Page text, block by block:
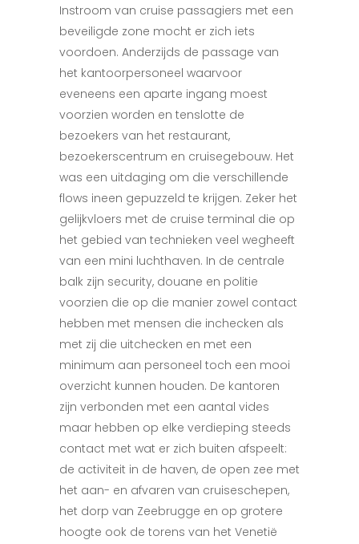
Instroom van cruise passagiers met een
beveiligde zone mocht er zich iets
voordoen. Anderzijds de passage van
het kantoorpersoneel waarvoor
eveneens een aparte ingang moest
voorzien worden en tenslotte de
bezoekers van het restaurant,
bezoekerscentrum en cruisegebouw. Het
was een uitdaging om die verschillende
flows ineen gepuzzeld te krijgen. Zeker het
gelijkvloers met de cruise terminal die op
het gebied van technieken veel wegheeft
van een mini luchthaven. In de centrale
balk zijn security, douane en politie
voorzien die op die manier zowel contact
hebben met mensen die inchecken als
met zij die uitchecken en met een
minimum aan personeel toch een mooi
overzicht kunnen houden. De kantoren
zijn verbonden met een aantal vides
maar hebben op elke verdieping steeds
contact met wat er zich buiten afspeelt:
de activiteit in de haven, de open zee met
het aan- en afvaren van cruiseschepen,
het dorp van Zeebrugge en op grotere
hoogte ook de torens van het Venetië